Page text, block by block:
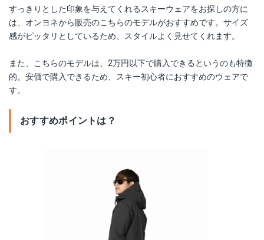
すっきりとした印象を与えてくれるスキーウェアをお探しの方に
は、オンヨネから販売のこちらのモデルがおすすめです。サイズ
感がピッタリとしているため、スタイルよく見せてくれます。
また、こちらのモデルは、2万円以下で購入できるというのも特徴
的。安価で購入できるため、スキー初心者におすすめのウェアで
す。
おすすめポイントは？